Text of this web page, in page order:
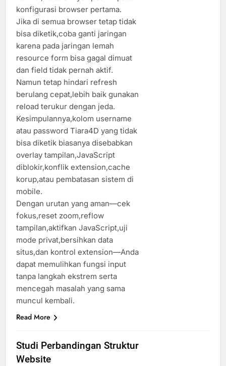
konfigurasi browser pertama.
Jika di semua browser tetap tidak
bisa diketik,coba ganti jaringan
karena pada jaringan lemah
resource form bisa gagal dimuat
dan field tidak pernah aktif.
Namun tetap hindari refresh
berulang cepat,lebih baik gunakan
reload terukur dengan jeda.
Kesimpulannya,kolom username
atau password Tiara4D yang tidak
bisa diketik biasanya disebabkan
overlay tampilan,JavaScript
diblokir,konflik extension,cache
korup,atau pembatasan sistem di
mobile.
Dengan urutan yang aman—cek
fokus,reset zoom,reflow
tampilan,aktifkan JavaScript,uji
mode privat,bersihkan data
situs,dan kontrol extension—Anda
dapat memulihkan fungsi input
tanpa langkah ekstrem serta
mencegah masalah yang sama
muncul kembali.
Read More
Studi Perbandingan Struktur
Website